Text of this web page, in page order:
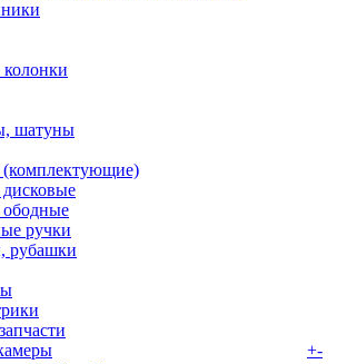
шатуны
(комплектующие)
ободные
ручки
рубашки
+-